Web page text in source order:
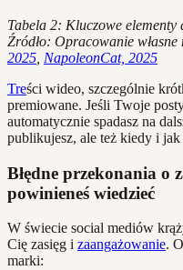
Tabela 2: Kluczowe
Źródło: Opracowanie własne
2025 NapoleonCat, 2025
Treści wideo, szczególnie
premiowane. Jeśli Twoje
automatycznie spadasz na
publikujesz, ale też kiedy i
Błędne przekonania o
powinieneś wiedzieć
W świecie social mediów
Cię zasięg i zaangażowanie.
marki: